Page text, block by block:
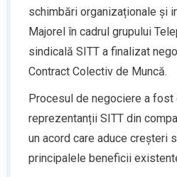
schimbări organizaționale și
Majorel în cadrul grupului
sindicală SITT a finalizat
Contract Colectiv de Muncă.
Procesul de negociere a fost
reprezentanții SITT din
un acord care aduce creșteri
principalele beneficii